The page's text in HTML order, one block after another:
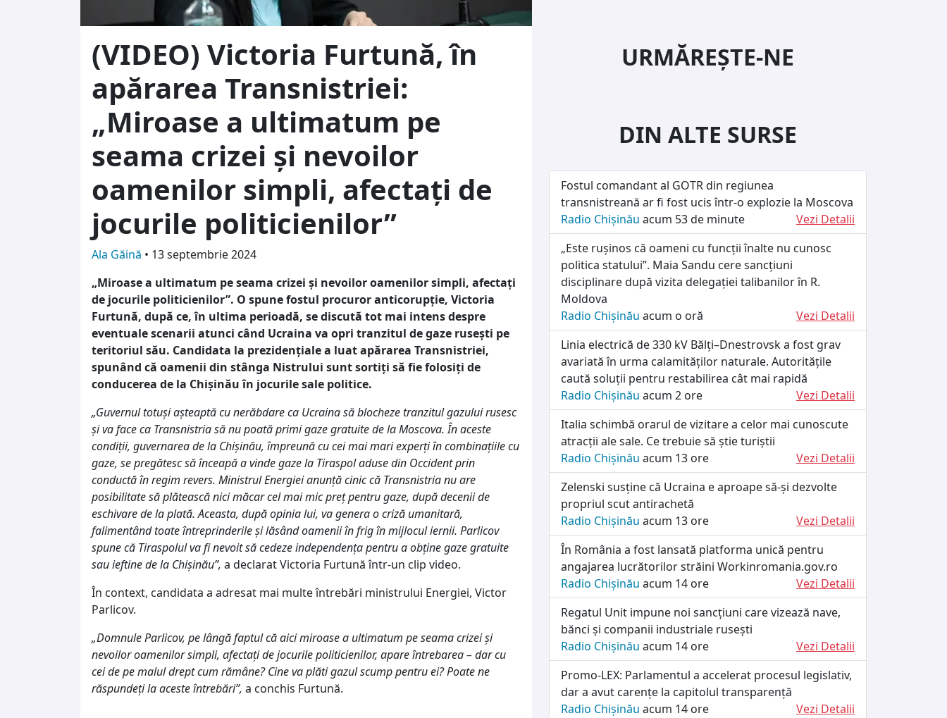
(VIDEO) Victoria Furtună, în
apărarea Transnistriei:
„Miroase a ultimatum pe
seama crizei și nevoilor
oamenilor simpli, afectați de
jocurile politicienilor”
Ala Găină • 13 septembrie 2024
„Miroase a ultimatum pe seama crizei și nevoilor oamenilor simpli, afectați
de jocurile politicienilor”. O spune fostul procuror anticorupție, Victoria
Furtună, după ce, în ultima perioadă, se discută tot mai intens despre
eventuale scenarii atunci când Ucraina va opri tranzitul de gaze rusești pe
teritoriul său. Candidata la prezidențiale a luat apărarea Transnistriei,
spunând că oamenii din stânga Nistrului sunt sortiți să fie folosiți de
conducerea de la Chișinău în jocurile sale politice.
„Guvernul totuși așteaptă cu nerăbdare ca Ucraina să blocheze tranzitul gazului rusesc
și va face ca Transnistria să nu poată primi gaze gratuite de la Moscova. În aceste
condiții, guvernarea de la Chișinău, împreună cu cei mai mari experți în combinațiile cu
gaze, se pregătesc să înceapă a vinde gaze la Tiraspol aduse din Occident prin
conductă în regim revers. Ministrul Energiei anunță cinic că Transnistria nu are
posibilitate să plătească nici măcar cel mai mic preț pentru gaze, după decenii de
eschivare de la plată. Aceasta, după opinia lui, va genera o criză umanitară,
falimentând toate întreprinderile și lăsând oamenii în frig în mijlocul iernii. Parlicov
spune că Tiraspolul va fi nevoit să cedeze independența pentru a obține gaze gratuite
sau ieftine de la Chișinău”, a declarat Victoria Furtună într-un clip video.
În context, candidata a adresat mai multe întrebări ministrului Energiei, Victor
Parlicov.
„Domnule Parlicov, pe lângă faptul că aici miroase a ultimatum pe seama crizei și
nevoilor oamenilor simpli, afectați de jocurile politicienilor, apare întrebarea – dar cu
cei de pe malul drept cum rămâne? Cine va plăti gazul scump pentru ei? Poate ne
răspundeți la aceste întrebări”, a conchis Furtună.
URMĂREȘTE-NE
DIN ALTE SURSE
Fostul comandant al GOTR din regiunea
transnistreană ar fi fost ucis într-o explozie la Moscova
Radio Chișinău acum 53 de minute
Vezi Detalii
„Este rușinos că oameni cu funcții înalte nu cunosc
politica statului”. Maia Sandu cere sancțiuni
disciplinare după vizita delegației talibanilor în R.
Moldova
Radio Chișinău acum o oră
Vezi Detalii
Linia electrică de 330 kV Bălți–Dnestrovsk a fost grav
avariată în urma calamităților naturale. Autoritățile
caută soluții pentru restabilirea cât mai rapidă
Radio Chișinău acum 2 ore
Vezi Detalii
Italia schimbă orarul de vizitare a celor mai cunoscute
atracții ale sale. Ce trebuie să știe turiștii
Radio Chișinău acum 13 ore
Vezi Detalii
Zelenski susține că Ucraina e aproape să-și dezvolte
propriul scut antirachetă
Radio Chișinău acum 13 ore
Vezi Detalii
În România a fost lansată platforma unică pentru
angajarea lucrătorilor străini Workinromania.gov.ro
Radio Chișinău acum 14 ore
Vezi Detalii
Regatul Unit impune noi sancțiuni care vizează nave,
bănci și companii industriale rusești
Radio Chișinău acum 14 ore
Vezi Detalii
Promo-LEX: Parlamentul a accelerat procesul legislativ,
dar a avut carențe la capitolul transparență
Radio Chișinău acum 14 ore
Vezi Detalii